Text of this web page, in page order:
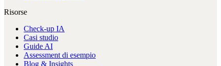
Risorse
Check-up IA
Casi studio
Guide AI
Assessment di esempio
Blog & Insights